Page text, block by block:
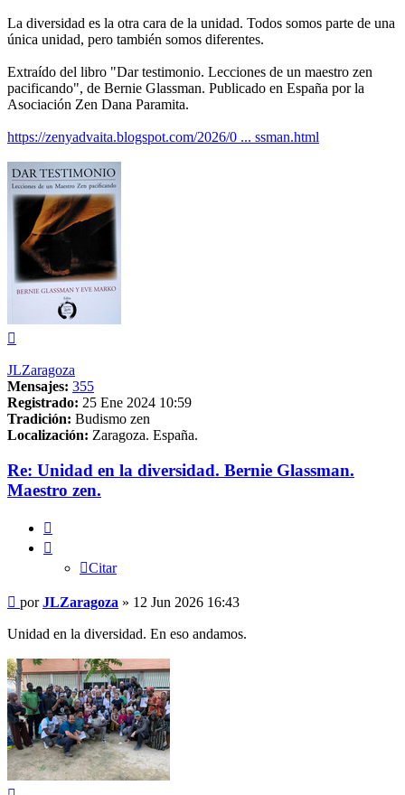
La diversidad es la otra cara de la unidad. Todos somos parte de una
única unidad, pero también somos diferentes.
Extraído del libro "Dar testimonio. Lecciones de un maestro zen
pacificando", de Bernie Glassman. Publicado en España por la
Asociación Zen Dana Paramita.
https://zenyadvaita.blogspot.com/2026/0 ... ssman.html
JLZaragoza
Mensajes: 355
Registrado: 25 Ene 2024 10:59
Tradición: Budismo zen
Localización: Zaragoza. España.
Re: Unidad en la diversidad. Bernie Glassman.
Maestro zen.
Citar
Mensaje
porJLZaragoza » 12 Jun 2026 16:43
Unidad en la diversidad. En eso andamos.